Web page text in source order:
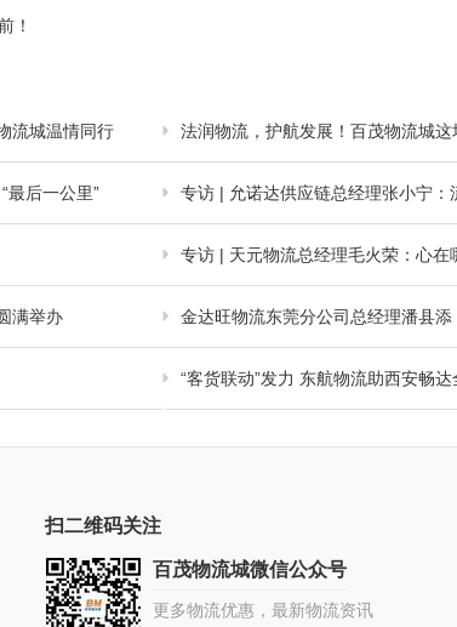
！
流城温情同行 法润物流，护航发展！百茂物流城这
最后一公里” 专访 | 允诺达供应链总经理张小宁：
专访 | 天元物流总经理毛火荣：心在
满举办 金达旺物流东莞分公司总经理潘县添
“客货联动”发力 东航物流助西安畅达
扫二维码关注
百茂物流城微信公众号
更多物流优惠，最新物流资讯